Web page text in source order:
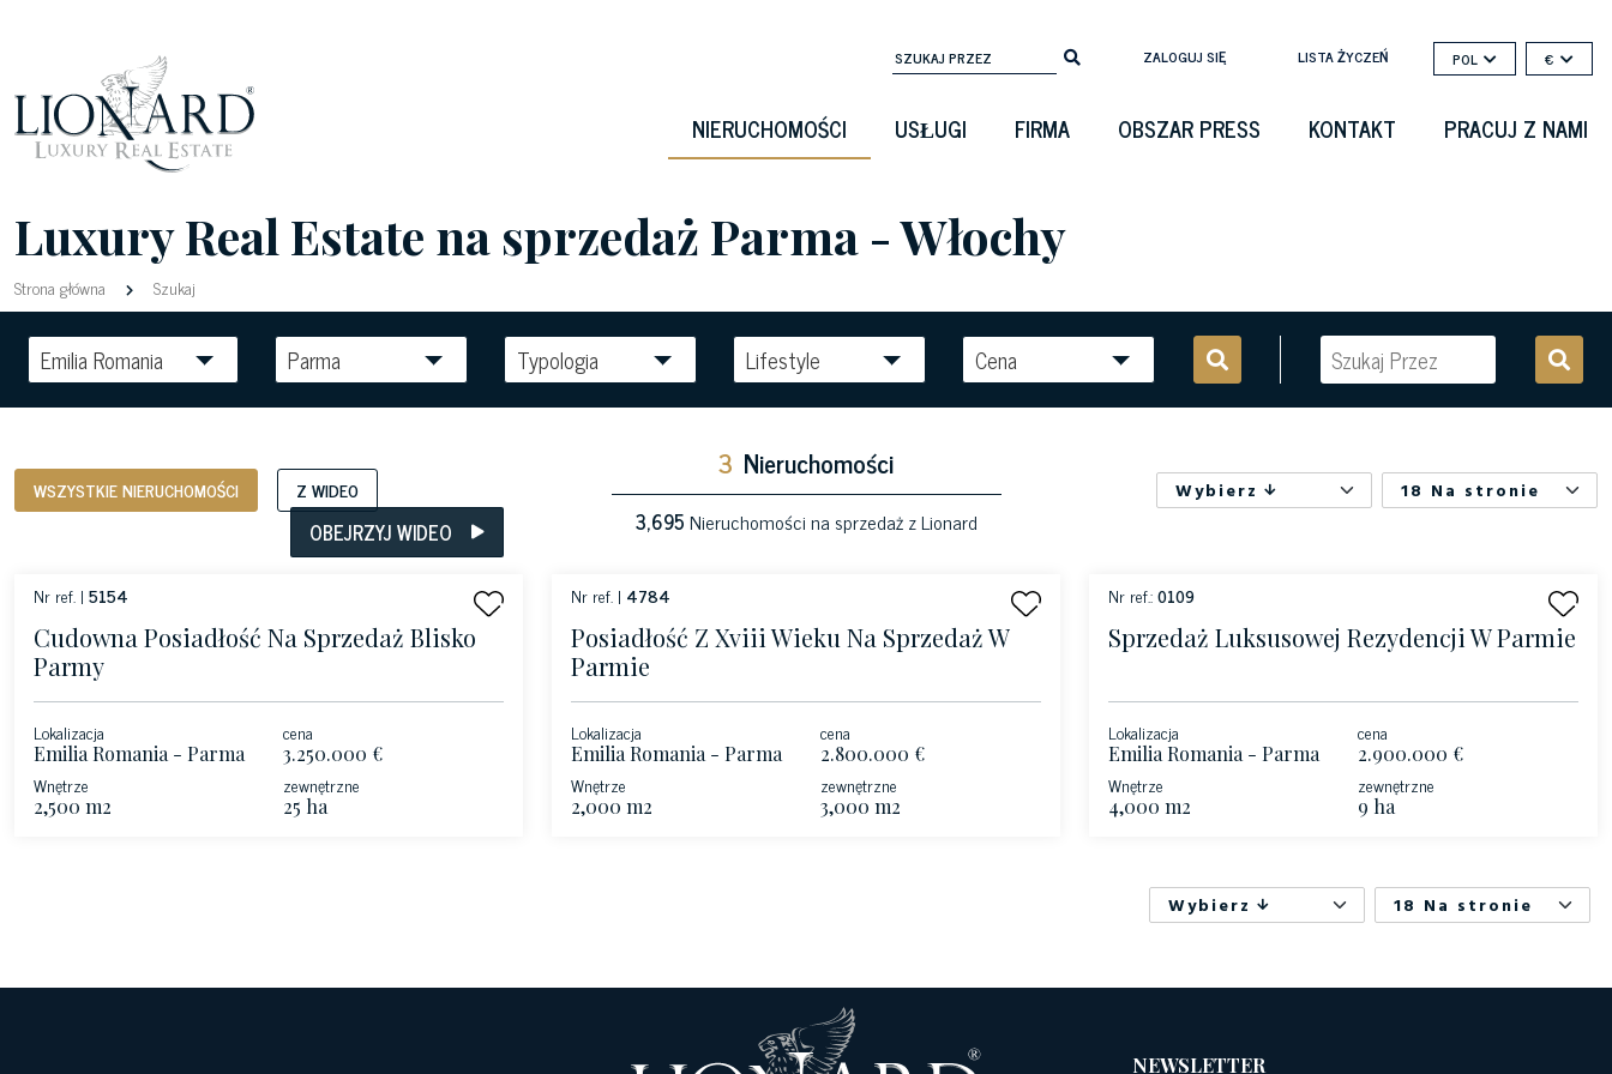
ZALOGUJ SIĘ LISTA ŻYCZEŃ POL €
NIERUCHOMOŚCI USŁUGI FIRMA OBSZAR PRESS KONTAKT PRACUJ Z NAMI
Luxury Real Estate na sprzedaż Parma - Włochy
Strona główna Szukaj
Emilia Romania Parma Typologia Lifestyle Cena
WSZYSTKIE NIERUCHOMOŚCI Z WIDEO
3 Nieruchomości
3,695Nieruchomości na sprzedaż z Lionard
Wybierz 18 Na stronie
OBEJRZYJ WIDEO
Nr ref. | 5154
Cudowna Posiadłość Na Sprzedaż Blisko
Parmy
Lokalizacja
Emilia Romania - Parma
cena
3.250.000 €
Wnętrze
2,500 m2
zewnętrzne
25 ha
Nr ref. | 4784
Posiadłość Z Xviii Wieku Na Sprzedaż W
Parmie
Lokalizacja
Emilia Romania - Parma
cena
2.800.000 €
Wnętrze
2,000 m2
zewnętrzne
3,000 m2
Nr ref.:0109
Sprzedaż Luksusowej Rezydencji W Parmie
Lokalizacja
Emilia Romania - Parma
cena
2.900.000 €
Wnętrze
4,000 m2
zewnętrzne
9 ha
Wybierz 18 Na stronie
NEWSLETTER